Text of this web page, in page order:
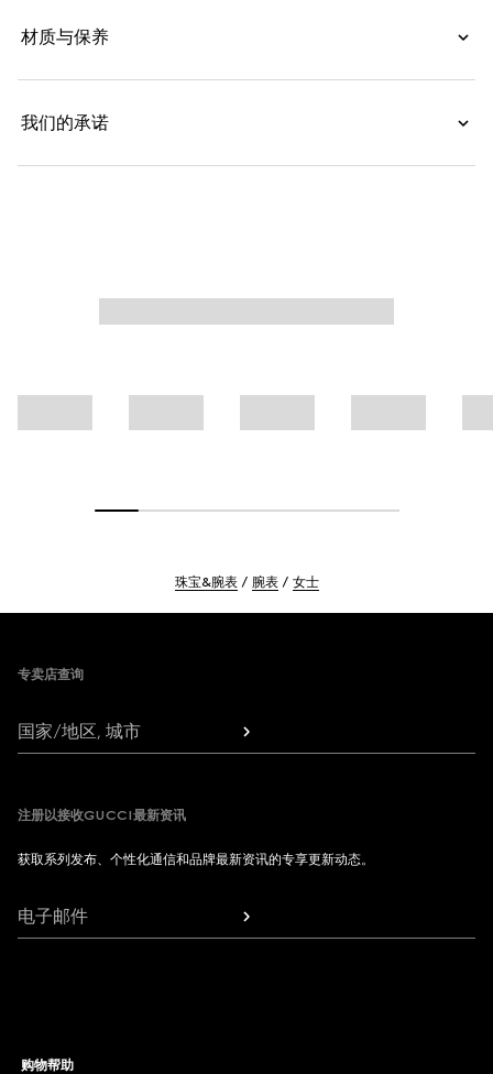
材质与保养
我们的承诺
珠宝&腕表 腕表 女士
专卖店查询
国家/地区, 城市
注册以接收GUCCI最新资讯
获取系列发布、个性化通信和品牌最新资讯的专享更新动态。
电子邮件
购物帮助